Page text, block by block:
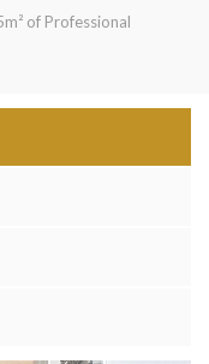
of Professional